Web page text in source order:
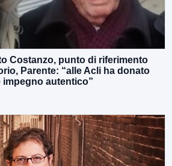
Costanzo, punto di riferimento
Parente: “alle Acli ha donato
impegno autentico”